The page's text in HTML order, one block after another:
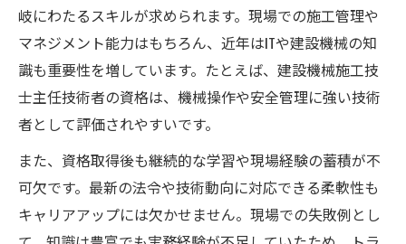
岐にわたるスキルが求められます。現場での施工管理や
マネジメント能力はもちろん、近年はITや建設機械の知
識も重要性を増しています。たとえば、建設機械施工技
士主任技術者の資格は、機械操作や安全管理に強い技術
者として評価されやすいです。
また、資格取得後も継続的な学習や現場経験の蓄積が不
可欠です。最新の法令や技術動向に対応できる柔軟性も
キャリアアップには欠かせません。現場での失敗例とし